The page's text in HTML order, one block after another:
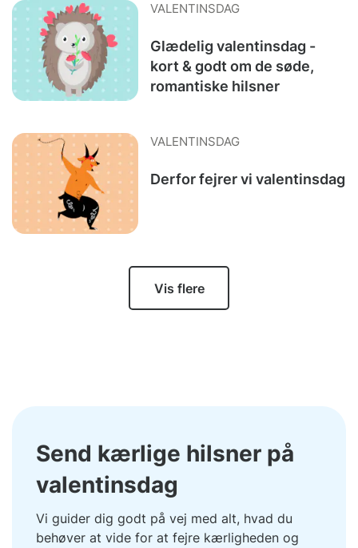
VALENTINSDAG
Glædelig valentinsdag -
kort & godt om de søde,
romantiske hilsner
VALENTINSDAG
Derfor fejrer vi valentinsdag
Vis flere
Send kærlige hilsner på
valentinsdag
Vi guider dig godt på vej med alt, hvad du
behøver at vide for at fejre kærligheden og